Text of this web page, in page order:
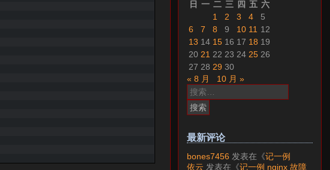
日 一 二 三 四 五 六
1
2 3 4
5
6
7 8 9 10 11 12
13 14 15 16 17 18 19
20 21 22 23 24 25 26
27 28 29 30
« 8 月
10 月 »
搜
索：
最新评论
bones7456 发表在《记一例
nginx 故障分析》
依云 发表在《记一例 nginx 故障